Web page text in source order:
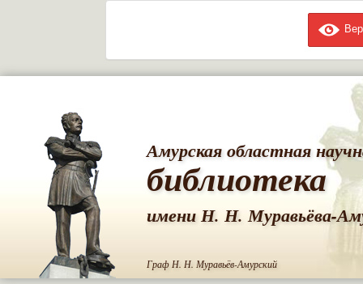
Амурская областная
библиотека
имени Н. Н. Муравьёва-
Граф Н. Н. Муравьёв-Амурский